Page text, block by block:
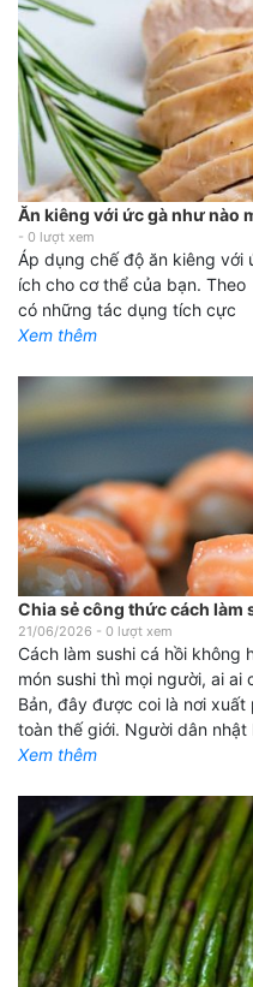
Ăn kiêng với ức gà như nào
- 0 lượt xem
Áp dụng chế độ ăn kiêng
ích cho cơ thể của bạn.
có những tác dụng tích cực
Xem thêm
Chia sẻ công thức cách làm
21/06/2026 - 0 lượt xem
Cách làm sushi cá hồi không
món sushi thì mọi người, ai
Bản, đây được coi là nơi
toàn thế giới. Người dân nhật
Xem thêm